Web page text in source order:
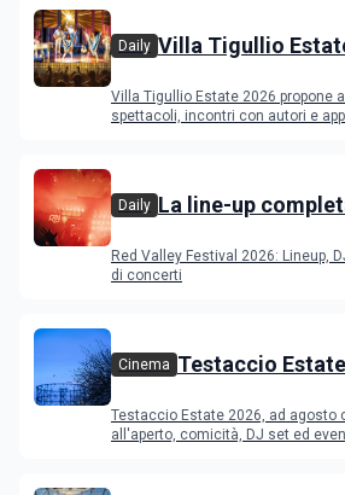
Daily Villa Tigullio
Villa Tigullio Estate 2026 propone
spettacoli, incontri con autori e
Daily La line-up
Red Valley Festival 2026: Lineup,
di concerti
Cinema Testaccio Estate
Ferragosto
Testaccio Estate 2026, ad agosto
all'aperto, comicità, DJ set ed